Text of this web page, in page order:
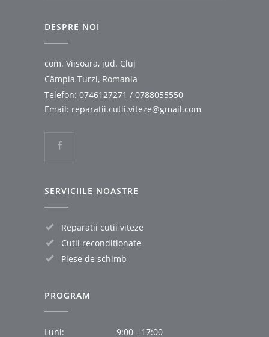
DESPRE NOI
com. Viisoara, jud. Cluj
Câmpia Turzi, Romania
Telefon: 0746127271 / 0788055550
Email: reparatii.cutii.viteze@gmail.com
SERVICIILE NOASTRE
Reparatii cutii viteze
Cutii reconditionate
Piese de schimb
PROGRAM
Luni: 9:00 - 17:00